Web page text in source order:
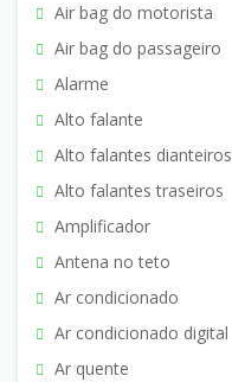
Air bag do motorista
Air bag do passageiro
Alarme
Alto falante
Alto falantes dianteiros
Alto falantes traseiros
Amplificador
Antena no teto
Ar condicionado
Ar condicionado digital
Ar quente